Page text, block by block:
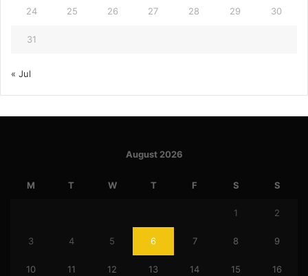
24 25 26 27 28 29 30
31
« Jul
August 2026
M T W T F S S
1 2
3 4 5 6 7 8 9
10 11 12 13 14 15 16